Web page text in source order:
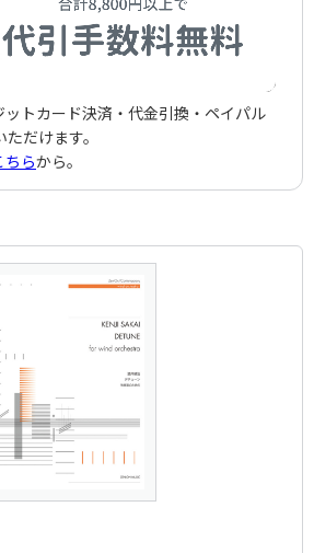
トカード決済・代金引換・ペイパル
だけます。
ちらから。